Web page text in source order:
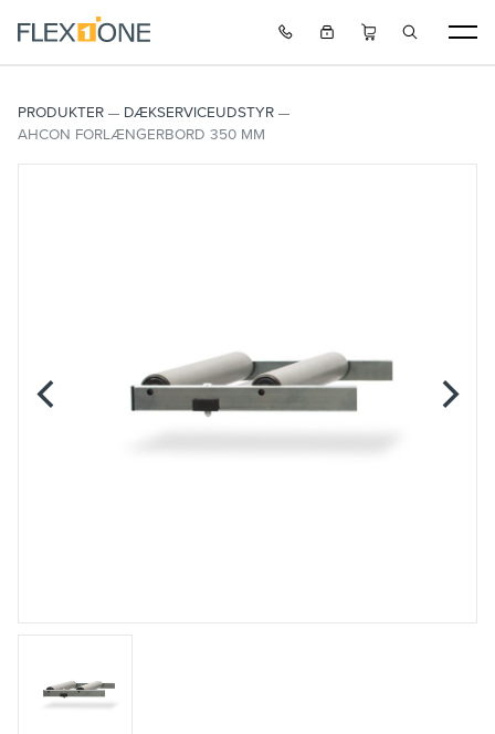
PRODUKTER
DÆKSERVICEUDSTYR
AHCON FORLÆNGERBORD 350 MM